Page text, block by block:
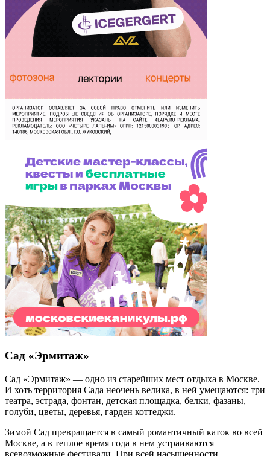
Сад «Эрмитаж»
Сад «Эрмитаж» — одно из старейших мест отдыха в Москве.
И хоть территория Сада неочень велика, в ней умещаются: три
театра, эстрада, фонтан, детская площадка, белки, фазаны,
голуби, цветы, деревья, гарден коттеджи.
Зимой Сад превращается в самый романтичный каток во всей
Москве, а в теплое время года в нем устраиваются
всевозможные фестивали. При всей насыщенности